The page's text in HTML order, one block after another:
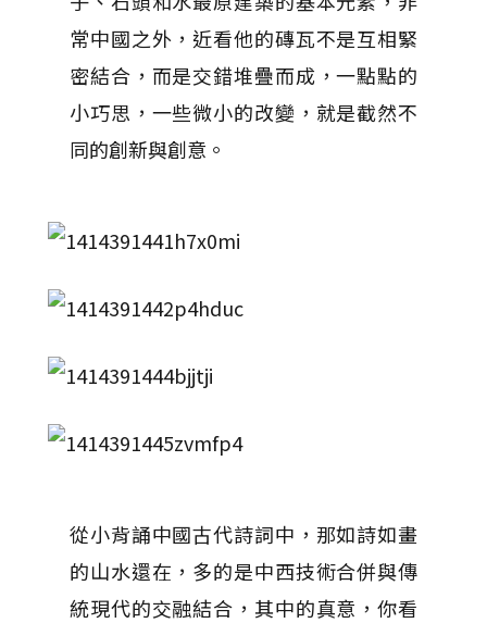
常中國之外，近看他的磚瓦不是互相緊
密結合，而是交錯堆疊而成，一點點的
小巧思，一些微小的改變，就是截然不
同的創新與創意。
從小背誦中國古代詩詞中，那如詩如畫
的山水還在，多的是中西技術合併與傳
統現代的交融結合，其中的真意，你看